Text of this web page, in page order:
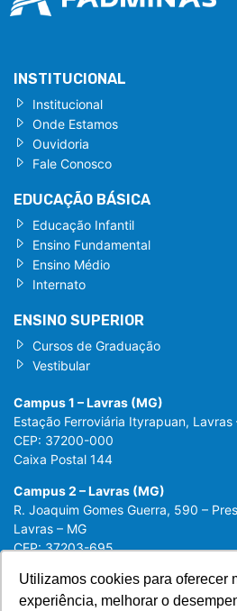
Utilizamos cookies para oferecer
experiência, melhorar o
Utilizamos cookies para oferecer
experiência, melhorar o
INSTITUCIONAL
Institucional
Onde Estamos
Ouvidoria
Fale Conosco
EDUCAÇÃO BÁSICA
Educação Infantil
Ensino Fundamental
Ensino Médio
Internato
ENSINO SUPERIOR
Cursos de Graduação
Vestibular
Campus 1 – Lavras (MG)
Estação Ferroviária Ityrapuan, Lavras
CEP: 37200-000
Caixa Postal 144
Campus 2 – Lavras (MG)
R. Joaquim Gomes Guerra, 590 –
Lavras – MG
CEP: 37203-695